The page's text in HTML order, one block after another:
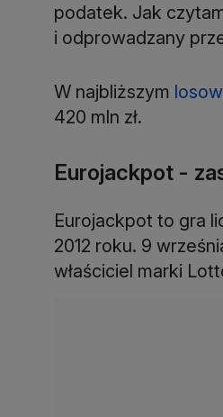
podatek. Jak
W najbliższym
420 mln zł.
Eurojackpot -
Eurojackpot to gra
2012 roku. 9
właściciel marki